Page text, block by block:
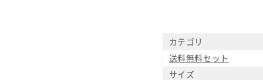
カテゴリ
送料無料セット
サイズ